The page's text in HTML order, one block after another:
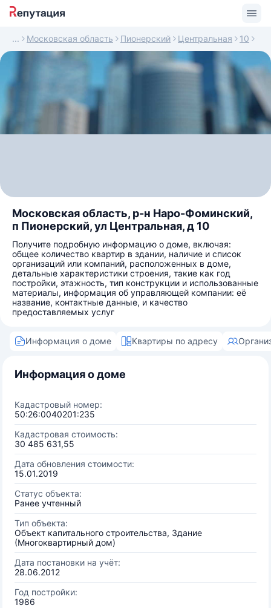
Московская область Пионерский Центральная 10
Московская область, р-н Наро-Фоминский,
п Пионерский, ул Центральная, д 10
Получите подробную информацию о доме, включая:
общее количество квартир в здании, наличие и список
организаций или компаний, расположенных в доме,
детальные характеристики строения, такие как год
постройки, этажность, тип конструкции и использованные
материалы, информация об управляющей компании: её
название, контактные данные, и качество
предоставляемых услуг
Информация о доме Квартиры по адресу
Информация о доме
Кадастровый номер:
50:26:0040201:235
Кадастровая стоимость:
30 485 631,55
Дата обновления стоимости:
15.01.2019
Статус объекта:
Ранее учтенный
Тип объекта:
Объект капитального строительства, Здание
(Многоквартирный дом)
Дата постановки на учёт:
28.06.2012
Год постройки:
1986